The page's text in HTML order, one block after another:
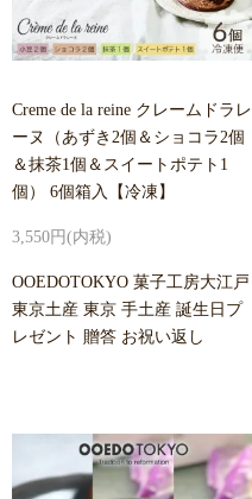
Creme de la reine クレームドラレ
ーヌ（あずき2個＆ショコラ2個
＆抹茶1個＆スイートポテト1
個） 6個箱入【冷凍】
3,550円(内税)
OOEDOTOKYO 菓子工房大江戸
東京土産 東京 手土産 誕生日プ
レゼント 贈答 お祝い返し